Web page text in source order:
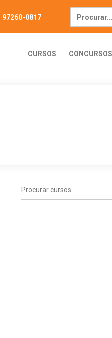
97260-0817
CURSOS CONCURSOS